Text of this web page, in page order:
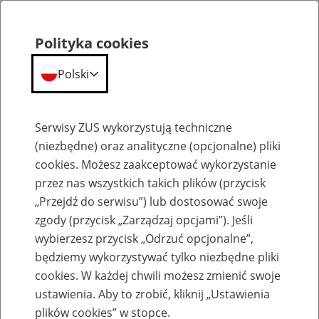
Komunikaty
Komunikat Prezesa Zakładu Ubezpieczeń
Społecznych z dnia 16 lutego 2015 r. w
Polityka cookies
Polski
Serwisy ZUS wykorzystują techniczne
(niezbędne) oraz analityczne (opcjonalne) pliki
cookies. Możesz zaakceptować wykorzystanie
przez nas wszystkich takich plików (przycisk
„Przejdź do serwisu”) lub dostosować swoje
zgody (przycisk „Zarządzaj opcjami”). Jeśli
wybierzesz przycisk „Odrzuć opcjonalne”,
będziemy wykorzystywać tylko niezbędne pliki
cookies. W każdej chwili możesz zmienić swoje
ustawienia. Aby to zrobić, kliknij „Ustawienia
plików cookies” w stopce.